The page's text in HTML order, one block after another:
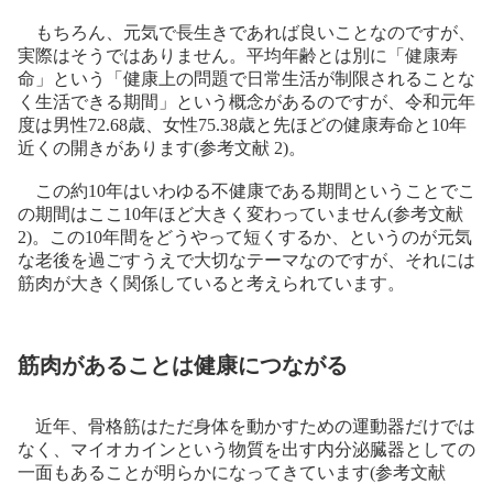
もちろん、元気で長生きであれば良いことなのですが、
実際はそうではありません。平均年齢とは別に「健康寿
命」という「健康上の問題で日常生活が制限されることな
く生活できる期間」という概念があるのですが、令和元年
度は男性72.68歳、女性75.38歳と先ほどの健康寿命と10年
近くの開きがあります(参考文献 2)。
この約10年はいわゆる不健康である期間ということでこ
の期間はここ10年ほど大きく変わっていません(参考文献
2)。この10年間をどうやって短くするか、というのが元気
な老後を過ごすうえで大切なテーマなのですが、それには
筋肉が大きく関係していると考えられています。
筋肉があることは健康につながる
近年、骨格筋はただ身体を動かすための運動器だけでは
なく、マイオカインという物質を出す内分泌臓器としての
一面もあることが明らかになってきています(参考文献